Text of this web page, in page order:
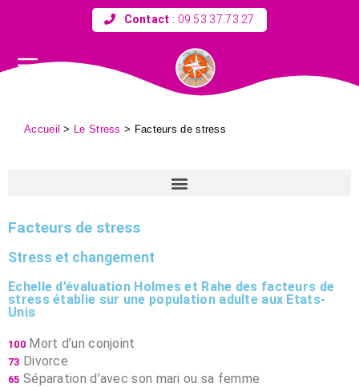
Contact : 09.53.37.73.27
Accueil > Le Stress > Facteurs de stress
Facteurs de stress
Stress et changement
Echelle d’évaluation Holmes et Rahe des facteurs de
stress établie sur une population adulte aux Etats-
Unis
100Mort d’un conjoint
73 Divorce
65 Séparation d’avec son mari ou sa femme